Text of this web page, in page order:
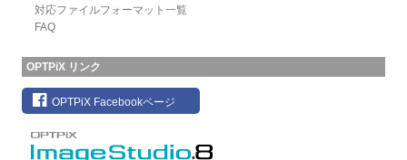
対応ファイルフォーマット一覧
FAQ
OPTPiX リンク
OPTPiX Facebookページ